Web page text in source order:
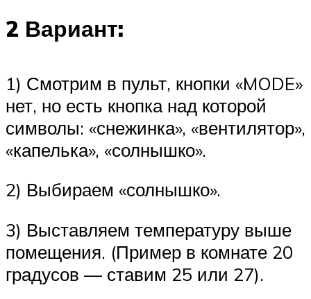
2 Вариант:
1) Смотрим в пульт, кнопки «MODE»
нет, но есть кнопка над которой
символы: «снежинка», «вентилятор»,
«капелька», «солнышко».
2) Выбираем «солнышко».
3) Выставляем температуру выше
помещения. (Пример в комнате 20
градусов — ставим 25 или 27).